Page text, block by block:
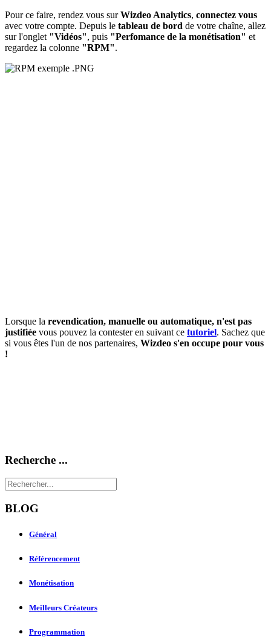
Pour ce faire, rendez vous surWizdeo Analytics, connectez vous
avec votre compte. Depuis le tableau de bord de votre chaîne, allez
sur l'onglet "Vidéos", puis "Perfomance de la monétisation" et
regardez la colonne "RPM".
Lorsque la revendication, manuelle ou automatique, n'est pas
justifiée vous pouvez la contester en suivant ce tutoriel. Sachez que
si vous êtes l'un de nos partenaires, Wizdeo s'en occupe pour vous
!
Recherche ...
BLOG
Général
Référencement
Monétisation
Meilleurs Créateurs
Programmation